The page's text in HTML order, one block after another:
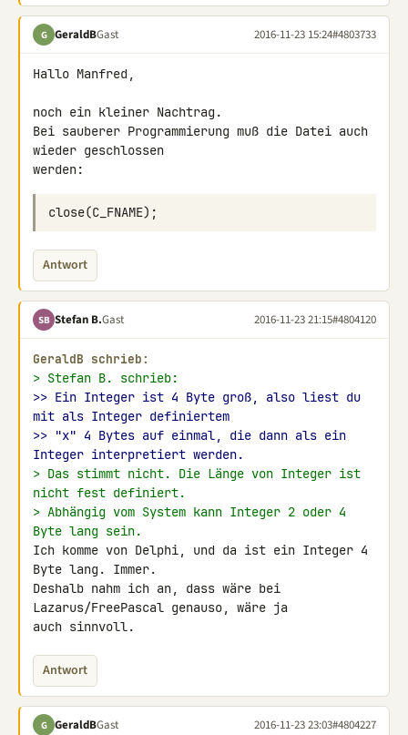
G GeraldBGast 2016-11-23 15:24#4803733
Hallo Manfred,
noch ein kleiner Nachtrag.
Bei sauberer Programmierung muß die Datei auch
wieder geschlossen
werden:
Antwort
SB Stefan B.Gast 2016-11-23 21:15#4804120
GeraldB schrieb:
> Stefan B. schrieb:
>> Ein Integer ist 4 Byte groß, also liest du
mit als Integer definiertem
>> "x" 4 Bytes auf einmal, die dann als ein
Integer interpretiert werden.
> Das stimmt nicht. Die Länge von Integer ist
nicht fest definiert.
> Abhängig vom System kann Integer 2 oder 4
Byte lang sein.
Ich komme von Delphi, und da ist ein Integer 4
Byte lang. Immer.
Deshalb nahm ich an, dass wäre bei
Lazarus/FreePascal genauso, wäre ja
auch sinnvoll.
Antwort
G GeraldBGast 2016-11-23 23:03#4804227